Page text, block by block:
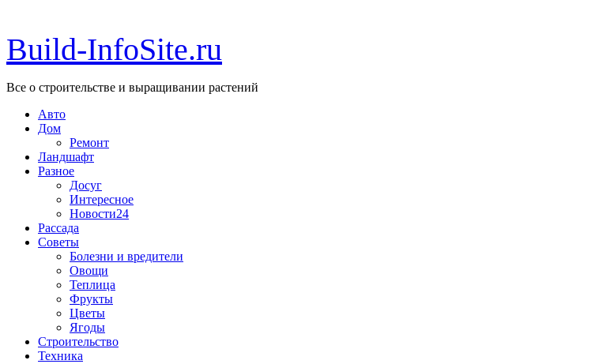
Build-InfoSite.ru
Все о строительстве и выращивании растений
Авто
Дом
Ремонт
Ландшафт
Разное
Досуг
Интересное
Новости24
Рассада
Советы
Болезни и вредители
Овощи
Теплица
Фрукты
Цветы
Ягоды
Строительство
Техника